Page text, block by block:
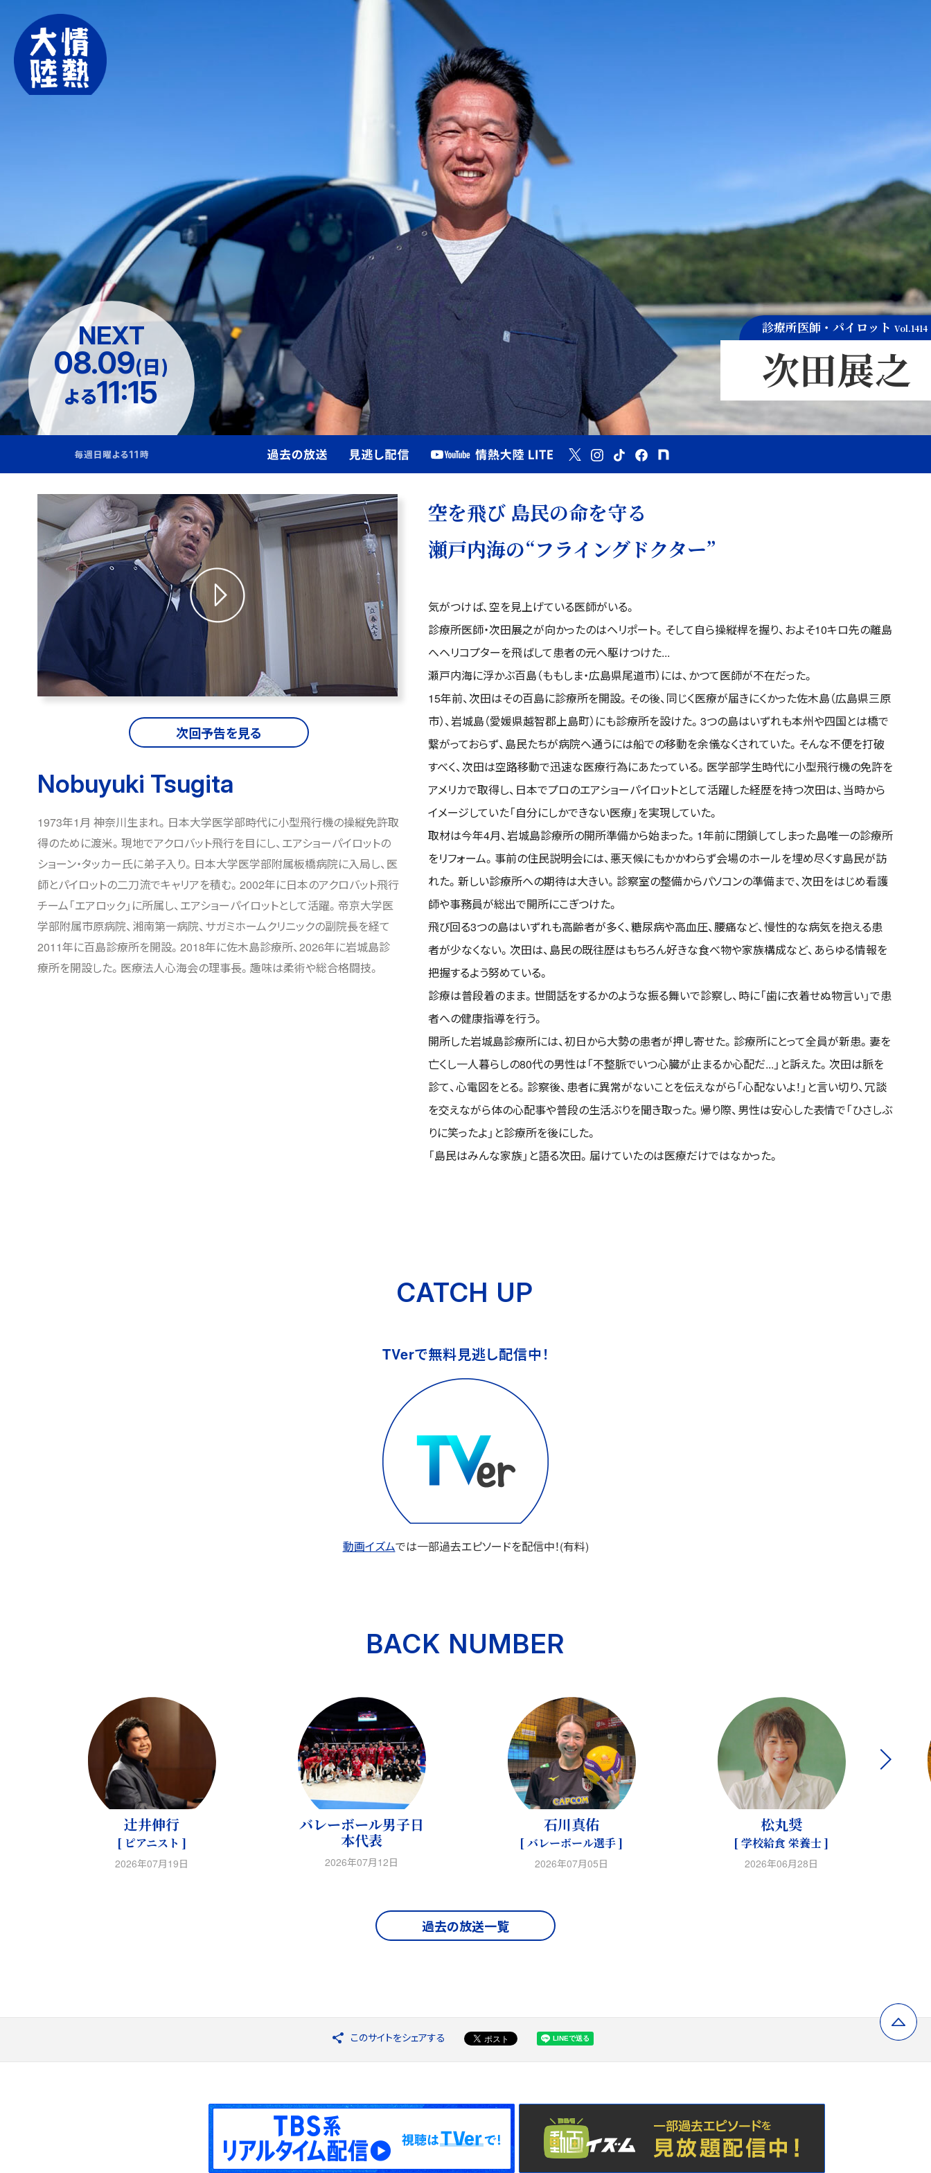
診療所医師・パイロットVol.1414
次田展之
NEXT
08.09(日)
よる11:15
空を飛び 島民の命を守る
瀬戸内海の“フライングドクター”
気がつけば、空を見上げている医師がいる。
診療所医師・次田展之が向かったのはヘリポート。そして自ら操縦桿を握り、およそ10キロ先の離島
へヘリコプターを飛ばして患者の元へ駆けつけた...
瀬戸内海に浮かぶ百島（ももしま・広島県尾道市）には、かつて医師が不在だった。
15年前、次田はその百島に診療所を開設。その後、同じく医療が届きにくかった佐木島（広島県三原
市）、岩城島（愛媛県越智郡上島町）にも診療所を設けた。3つの島はいずれも本州や四国とは橋で
繋がっておらず、島民たちが病院へ通うには船での移動を余儀なくされていた。そんな不便を打破
すべく、次田は空路移動で迅速な医療行為にあたっている。医学部学生時代に小型飛行機の免許を
アメリカで取得し、日本でプロのエアショーパイロットとして活躍した経歴を持つ次田は、当時から
イメージしていた「自分にしかできない医療」を実現していた。
取材は今年4月、岩城島診療所の開所準備から始まった。1年前に閉鎖してしまった島唯一の診療所
をリフォーム。事前の住民説明会には、悪天候にもかかわらず会場のホールを埋め尽くす島民が訪
れた。新しい診療所への期待は大きい。診察室の整備からパソコンの準備まで、次田をはじめ看護
師や事務員が総出で開所にこぎつけた。
飛び回る3つの島はいずれも高齢者が多く、糖尿病や高血圧、腰痛など、慢性的な病気を抱える患
者が少なくない。次田は、島民の既往歴はもちろん好きな食べ物や家族構成など、あらゆる情報を
把握するよう努めている。
診療は普段着のまま。世間話をするかのような振る舞いで診察し、時に「歯に衣着せぬ物言い」で患
者への健康指導を行う。
開所した岩城島診療所には、初日から大勢の患者が押し寄せた。診療所にとって全員が新患。妻を
亡くし一人暮らしの80代の男性は「不整脈でいつ心臓が止まるか心配だ...」と訴えた。次田は脈を
診て、心電図をとる。診察後、患者に異常がないことを伝えながら「心配ないよ！」と言い切り、冗談
を交えながら体の心配事や普段の生活ぶりを聞き取った。帰り際、男性は安心した表情で「ひさしぶ
りに笑ったよ」と診療所を後にした。
「島民はみんな家族」と語る次田。届けていたのは医療だけではなかった。
次回予告を見る
Nobuyuki Tsugita
1973年1月 神奈川生まれ。日本大学医学部時代に小型飛行機の操縦免許取
得のために渡米。現地でアクロバット飛行を目にし、エアショーパイロットの
ショーン・タッカー氏に弟子入り。日本大学医学部附属板橋病院に入局し、医
師とパイロットの二刀流でキャリアを積む。2002年に日本のアクロバット飛行
チーム「エアロック」に所属し、エアショーパイロットとして活躍。帝京大学医
学部附属市原病院、湘南第一病院、サガミホームクリニックの副院長を経て
2011年に百島診療所を開設。2018年に佐木島診療所、2026年に岩城島診
療所を開設した。医療法人心海会の理事長。趣味は柔術や総合格闘技。
CATCH UP
TVerで無料見逃し配信中！
動画イズムでは一部過去エピソードを配信中！(有料)
BACK NUMBER
辻󠄀井伸行
[ ピアニスト ]
2026年07月19日
バレーボール男子日
本代表
2026年07月12日
石川真佑
[ バレーボール選手 ]
2026年07月05日
松丸奨
[ 学校給食 栄養士 ]
2026年06月28日
過去の放送一覧
このサイトをシェアする